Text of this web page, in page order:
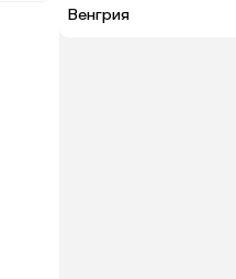
Венгрия